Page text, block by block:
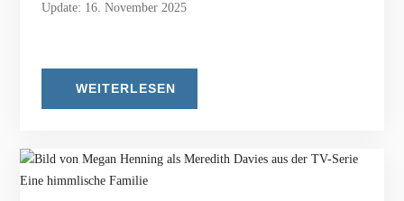
Update: 16. November 2025
WEITERLESEN